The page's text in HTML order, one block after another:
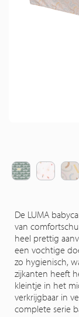
De LUMA
van
heel prettig
een vochtige
zo hygienisch,
zijkanten heeft
kleintje in het
verkrijgbaar in
complete serie